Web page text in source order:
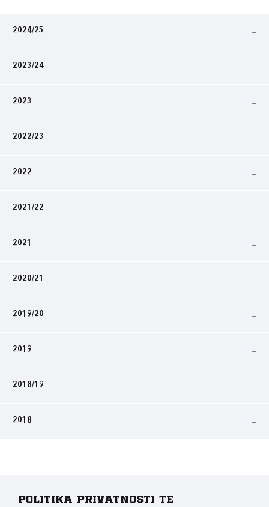
2024/25
2023/24
2023
2022/23
2022
2021/22
2021
2020/21
2019/20
2019
2018/19
2018
Politika privatnosti te